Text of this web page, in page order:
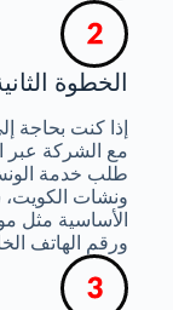
الخطوة
إذا كنت بحاجة
مع الشركة عبر
طلب خدمة
ونشات الكويت،
الأساسية مثل
ورقم الهاتف